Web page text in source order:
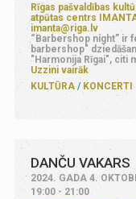
Rīgas pašvaldības
atpūtas centrs
imanta@riga.lv
“Barbershop night” ir
barbershop"
"Harmonija Rīgai", citi
Uzzini vairāk
KULTŪRA
KONCERTI
DANČU VAKARS
2024. GADA 4.
19:00 - 21:00